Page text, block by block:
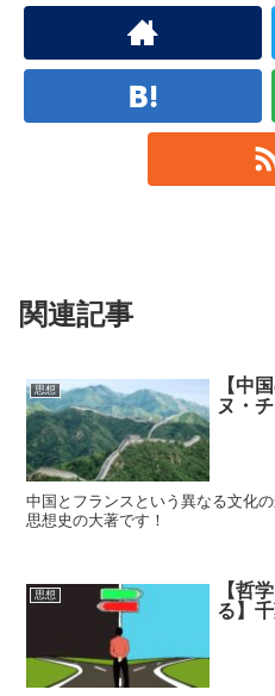
関連記事
思想
【中
ヌ・
中国とフランスという異なる文化
思想史の大著です！
思想
【哲
る】